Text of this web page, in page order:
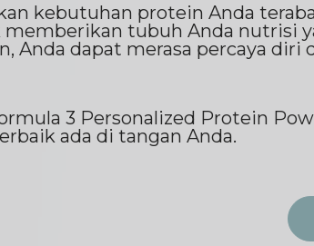
kebutuhan protein Anda
tubuh Anda nutrisi
Anda dapat merasa percaya
3 Personalized Protein
ada di tangan Anda.